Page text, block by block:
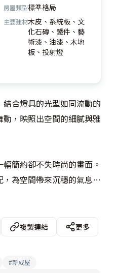
房屋類型標準格局
主要建材木皮、系統板、文
化石磚、鐵件、藝
術漆、油漆、木地
板、投射燈
合燈具的光型如同流動的
，映照出空間的細膩與雅
簡約卻不失時尚的畫面。
為空間帶來沉穩的氣息，
一種雍容精緻的生活氛
業主鍾情的高雅元素，以
理石紋深淺錯落的墨色肌
複製連結
更多
#新成屋